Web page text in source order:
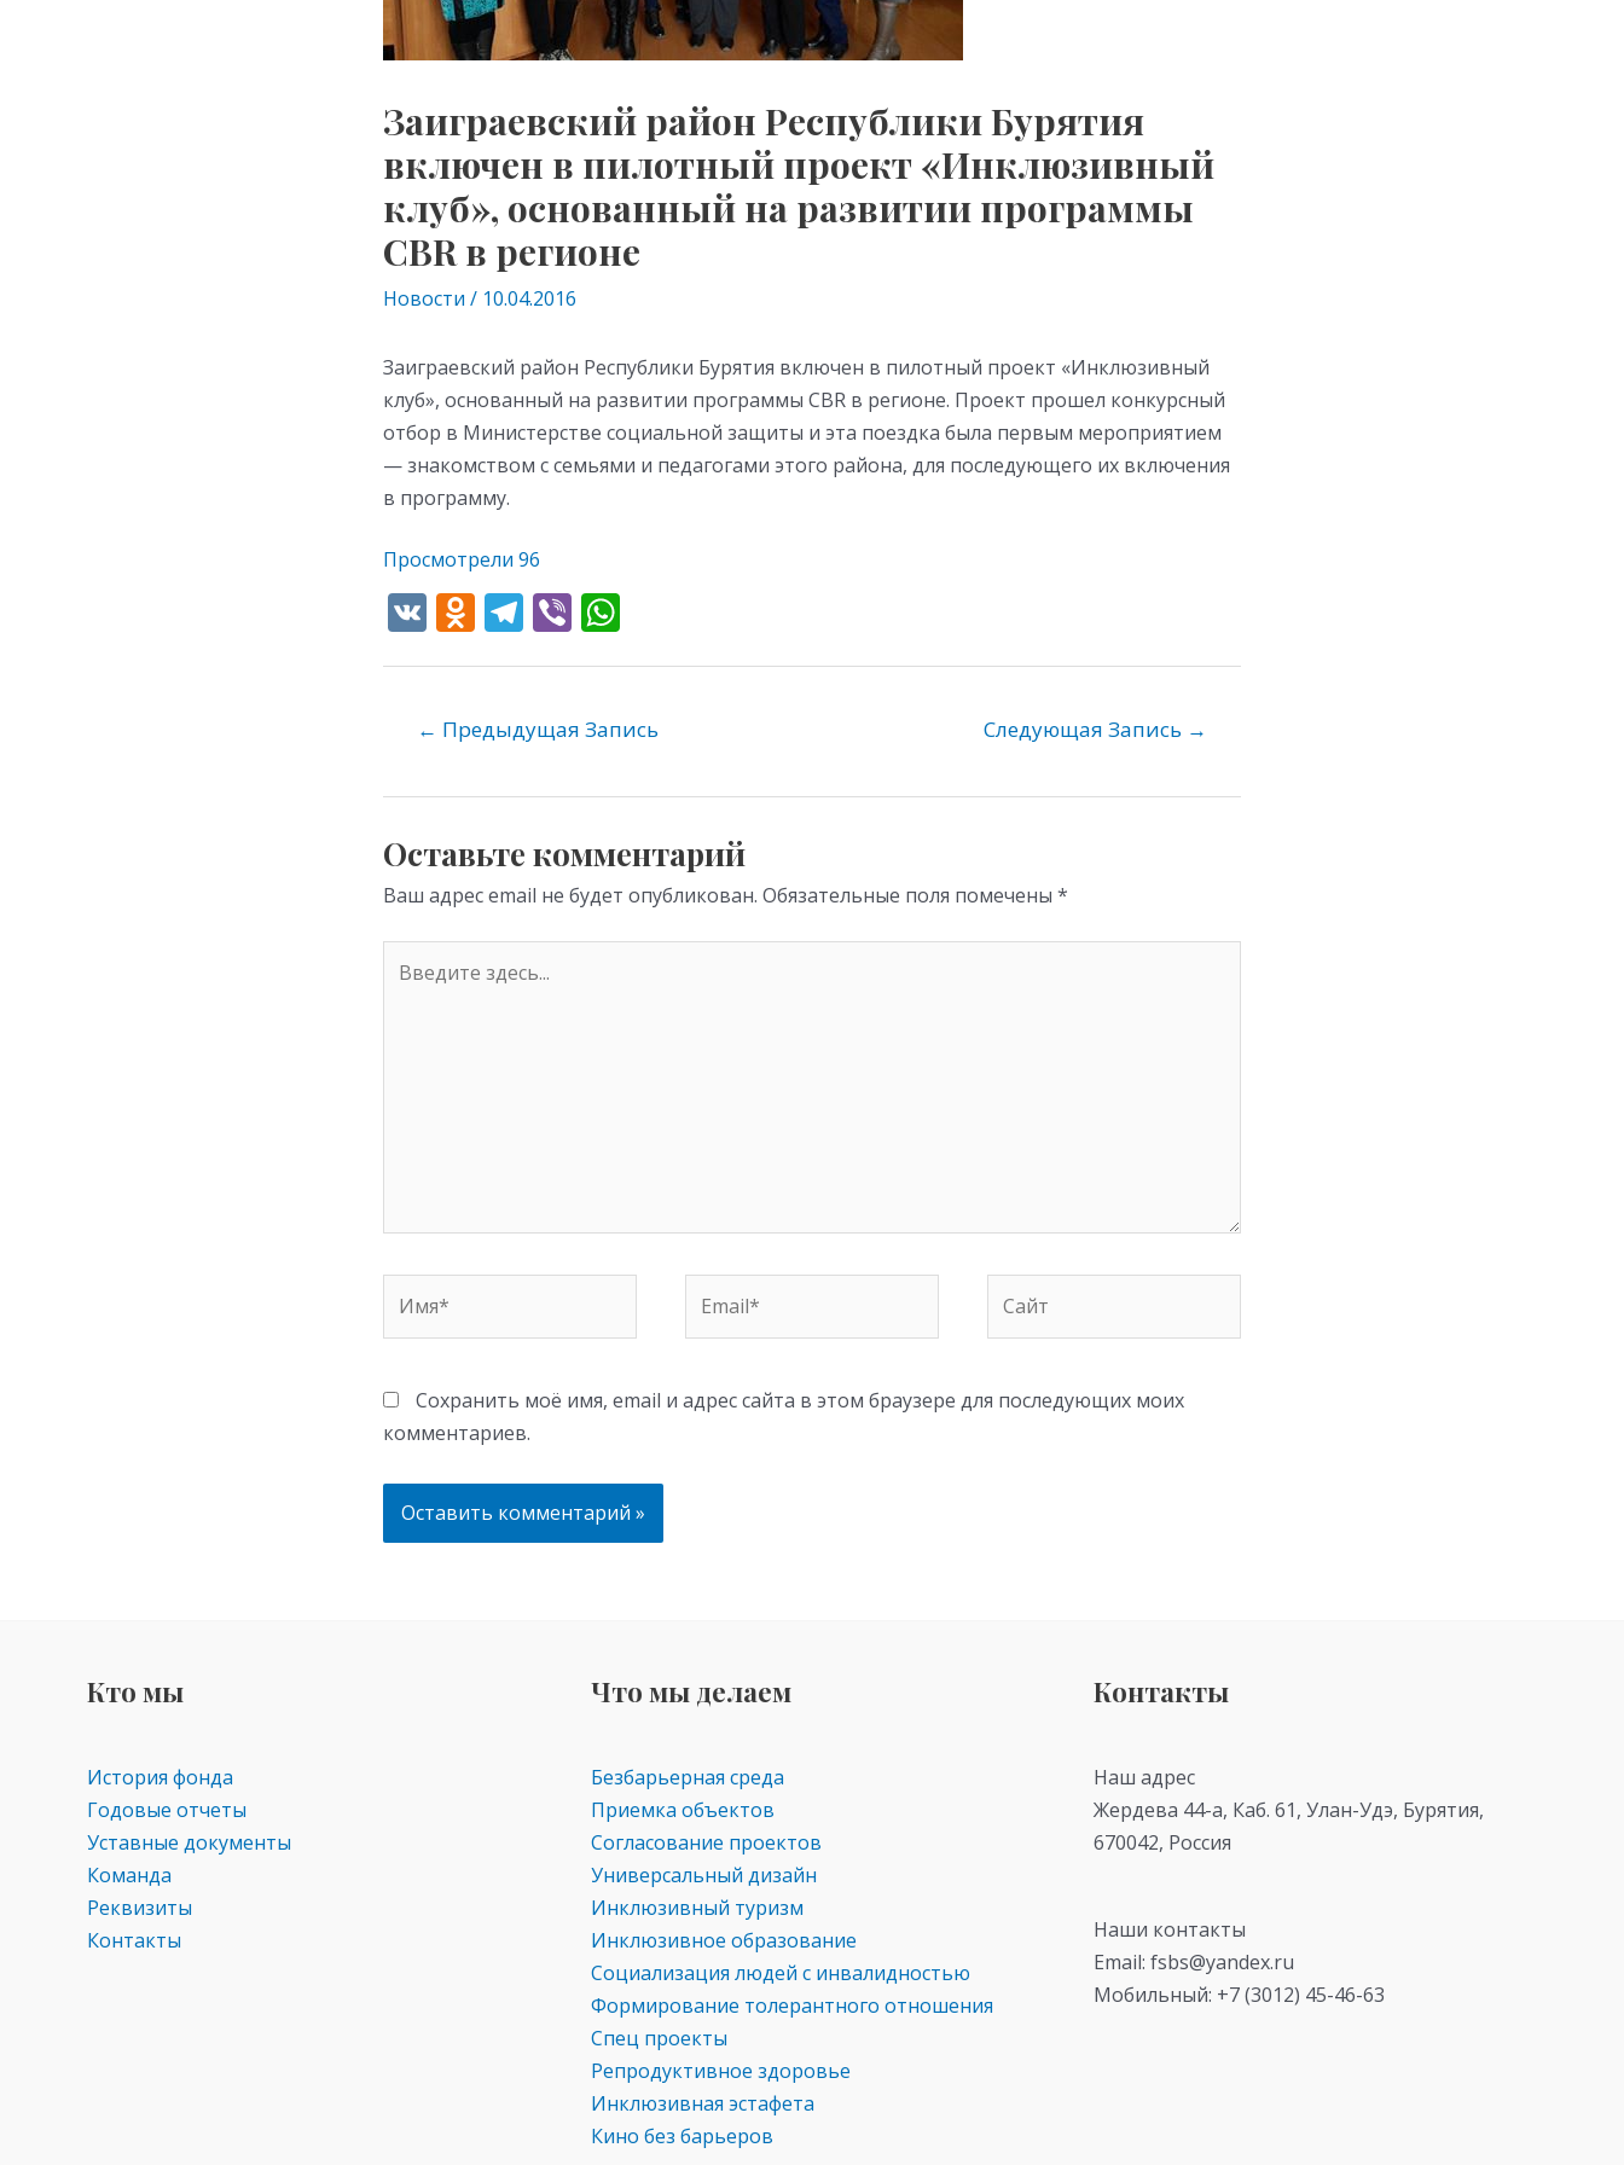
Заиграевский район Республики Бурятия
включен в пилотный проект «Инклюзивный
клуб», основанный на развитии программы
CBR в регионе
Новости / 10.04.2016
Заиграевский район Республики Бурятия включен в пилотный проект «Инклюзивный
клуб», основанный на развитии программы CBR в регионе. Проект прошел конкурсный
отбор в Министерстве социальной защиты и эта поездка была первым мероприятием
— знакомством с семьями и педагогами этого района, для последующего их включения
в программу.
Просмотрели 96
V O
o
as
s
ni
T
gr
m
Vi
s
p
p
← Предыдущая Запись Следующая Запись →
Оставьте комментарий
Ваш адрес email не будет опубликован. Обязательные поля помечены *
здесь...
Сохранить моё имя, email и адрес сайта в этом браузере для последующих моих
комментариев.
Кто мы
История фонда
Годовые отчеты
Уставные документы
Команда
Реквизиты
Контакты
Что мы делаем
Безбарьерная среда
Приемка объектов
Согласование проектов
Универсальный дизайн
Инклюзивный туризм
Инклюзивное образование
Социализация людей с инвалидностью
Формирование толерантного отношения
Спец проекты
Репродуктивное здоровье
Инклюзивная эстафета
Кино без барьеров
Контакты
Наш адрес
Жердева 44-а, Каб. 61, Улан-Удэ, Бурятия,
670042, Россия
Наши контакты
Email: fsbs@yandex.ru
Мобильный: +7 (3012) 45-46-63